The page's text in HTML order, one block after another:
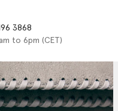
3868
to 6pm (CET)